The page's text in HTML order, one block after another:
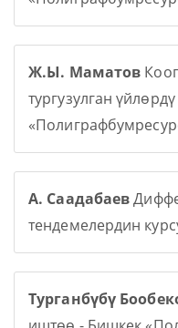
Ж.Ы. Маматов
тургузулган
А. Саадабаев
тендемелердин
Турганбүбү